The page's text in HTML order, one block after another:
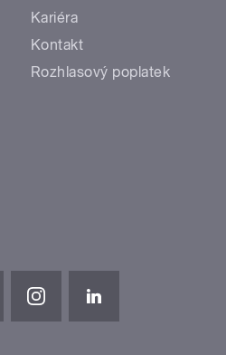
Kariéra
Kontakt
Rozhlasový poplatek